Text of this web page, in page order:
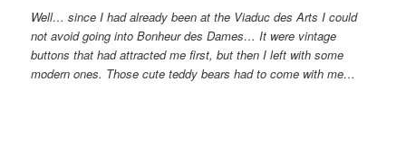
Well… since I had already been at the Viaduc des Arts I could
not avoid going into Bonheur des Dames… It were vintage
buttons that had attracted me first, but then I left with some
modern ones. Those cute teddy bears had to come with me…